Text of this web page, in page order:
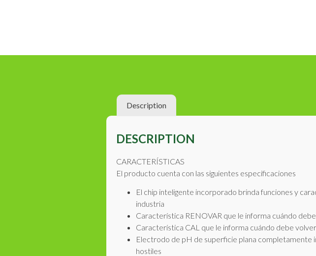
Description
DESCRIPTION
CARACTERÍSTICAS
El producto cuenta con las siguientes especificaciones
El chip inteligente incorporado brinda funciones y
industria
Característica RENOVAR que le informa cuándo
Característica CAL que le informa cuándo debe
Electrodo de pH de superficie plana
hostiles